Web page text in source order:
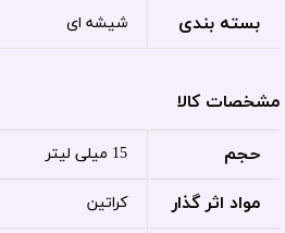
بسته بندی شیشه ای
مشخصات کالا
حجم 15 میلی لیتر
مواد اثر گذار کراتین